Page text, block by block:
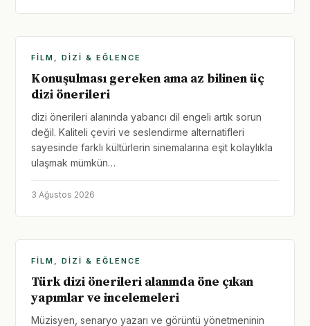
FILM, DIZI & EĞLENCE
Konuşulması gereken ama az bilinen üç
dizi önerileri
dizi önerileri alanında yabancı dil engeli artık sorun
değil. Kaliteli çeviri ve seslendirme alternatifleri
sayesinde farklı kültürlerin sinemalarına eşit kolaylıkla
ulaşmak mümkün…
3 Ağustos 2026
FILM, DIZI & EĞLENCE
Türk dizi önerileri alanında öne çıkan
yapımlar ve incelemeleri
Müzisyen, senaryo yazarı ve görüntü yönetmeninin